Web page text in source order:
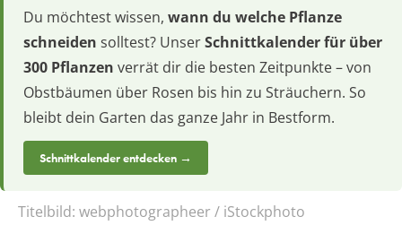
Du möchtest wissen, wann du welche Pflanze
schneiden solltest? UnserSchnittkalender für über
300 Pflanzen verrät dir die besten Zeitpunkte – von
Obstbäumen über Rosen bis hin zu Sträuchern. So
bleibt dein Garten das ganze Jahr in Bestform.
Schnittkalender entdecken →
Titelbild: webphotographeer / iStockphoto